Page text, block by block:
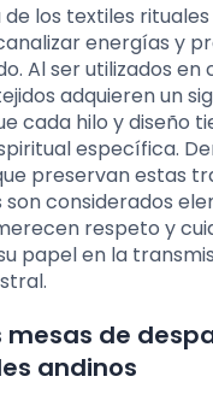
los textiles
energías y
Al ser utilizados en
adquieren un
cada hilo y diseño
específica.
preservan estas
considerados
respeto y
papel en la
mesas de
andinos